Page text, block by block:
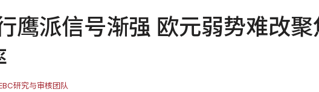
鹰派信号渐强 欧元弱势难改聚
研究与审核团队